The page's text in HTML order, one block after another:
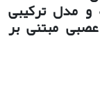
و مدل ترکیبی
مبتنی بر